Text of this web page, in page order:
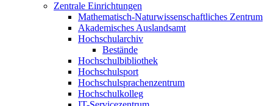
Zentrale Einrichtungen
Mathematisch-Naturwissenschaftliches Zentrum
Akademisches Auslandsamt
Hochschularchiv
Bestände
Hochschulbibliothek
Hochschulsport
Hochschulsprachenzentrum
Hochschulkolleg